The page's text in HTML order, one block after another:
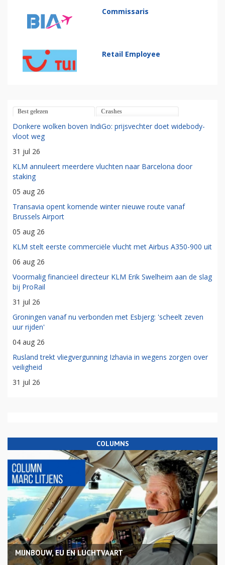
Commissaris
Retail Employee
Best gelezen Crashes
Donkere wolken boven IndiGo: prijsvechter doet widebody-
vloot weg
31 jul 26
KLM annuleert meerdere vluchten naar Barcelona door
staking
05 aug 26
Transavia opent komende winter nieuwe route vanaf
Brussels Airport
05 aug 26
KLM stelt eerste commerciële vlucht met Airbus A350-900 uit
06 aug 26
Voormalig financieel directeur KLM Erik Swelheim aan de slag
bij ProRail
31 jul 26
Groningen vanaf nu verbonden met Esbjerg: 'scheelt zeven
uur rijden'
04 aug 26
Rusland trekt vliegvergunning Izhavia in wegens zorgen over
veiligheid
31 jul 26
COLUMNS
MIJNBOUW, EU EN LUCHTVAART